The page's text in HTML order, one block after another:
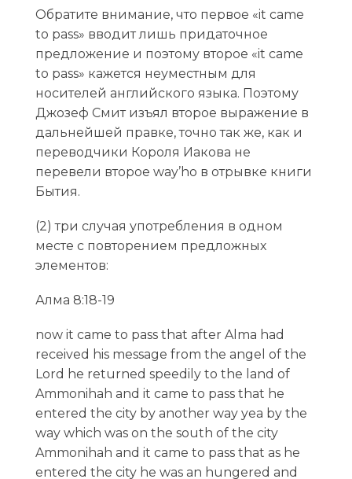
Обратите внимание, что первое «it came
to pass» вводит лишь придаточное
предложение и поэтому второе «it came
to pass» кажется неуместным для
носителей английского языка. Поэтому
Джозеф Смит изъял второе выражение в
дальнейшей правке, точно так же, как и
переводчики Короля Иакова не
перевели второе way’hо в отрывке книги
Бытия.
(2) три случая употребления в одном
месте с повторением предложных
элементов:
Алма 8:18-19
now it came to pass that after Alma had
received his message from the angel of the
Lord he returned speedily to the land of
Ammonihah and it came to pass that he
entered the city by another way yea by the
way which was on the south of the city
Ammonihah and it came to pass that as he
entered the city he was an hungered and